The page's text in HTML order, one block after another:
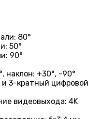
80°
50°
90°
наклон: +30°, -90°
3-кратный цифровой
видеовыхода: 4K